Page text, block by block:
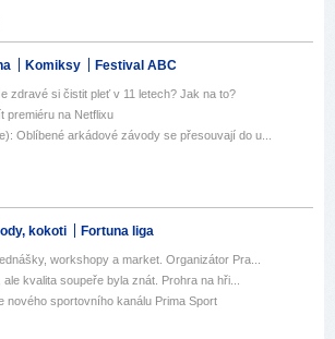
Komiksy Festival ABC
zdravé si čistit pleť v 11 letech? Jak na to?
premiéru na Netflixu
Oblíbené arkádové závody se přesouvají do u...
kokoti Fortuna liga
workshopy a market. Organizátor Pra...
kvalita soupeře byla znát. Prohra na hři...
nového sportovního kanálu Prima Sport